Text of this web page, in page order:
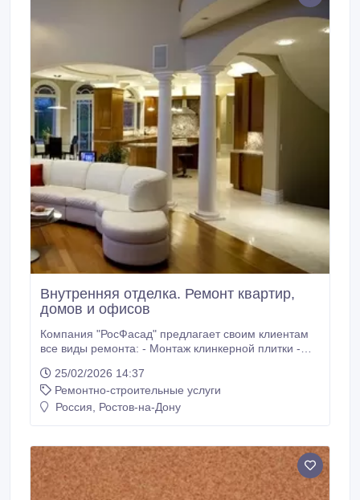
пожелания — и мы оперативно предоставим вам
предварительный расчет стоимости и бесплатную
Внутренняя отделка. Ремонт квартир,
домов и офисов
Компания "РосФасад" предлагает своим клиентам
все виды ремонта: - Монтаж клинкерной плитки -
декоративной штукатурки - Ремонт «Евролюкс» под
ключ! - Ремонт в новостройках, старом жилом
фонде и загородом. - Косметический ремонт
Выравнивание стен под укладку плитки - Поклейка
панелей пенопластовых на потолок - Монтаж
сложных гипсокартонных конструкций (2-го и 3-го
уровня) - Монтаж гипсокартонных конструкций на
25/02/2026 14:37
Ремонтно-строительные услуги
Россия, Ростов-на-Дону